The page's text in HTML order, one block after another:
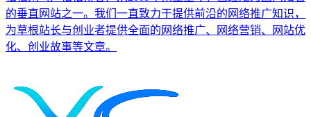
的垂直网站之一。我们一直致力于提供前沿的网络推广知识，
为草根站长与创业者提供全面的网络推广、网络营销、网站优
化、创业故事等文章。